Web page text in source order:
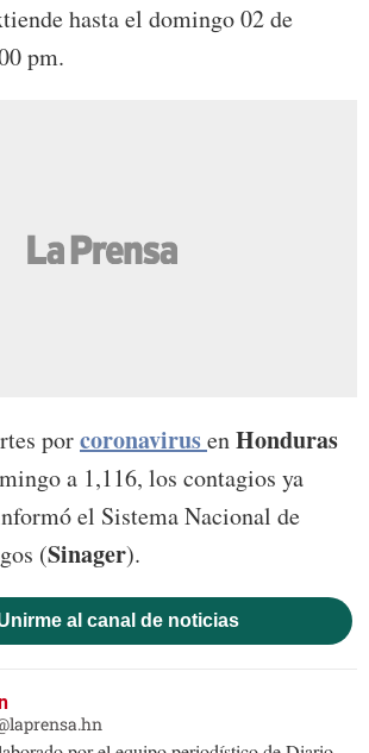
hasta el domingo 02 de
pm.
porcoronavirusenHonduras
a 1,116, los contagios ya
el Sistema Nacional de
(Sinager).
al canal de noticias